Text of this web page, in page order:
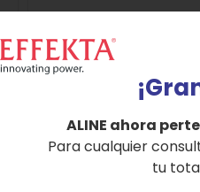
SAI Monofásico
Serie NEWTON hasta
ALINE ahora
Para cualquier
tu